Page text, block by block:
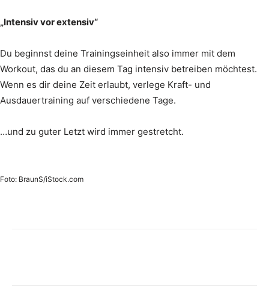
„Intensiv vor extensiv“
Du beginnst deine Trainingseinheit also immer mit dem
Workout, das du an diesem Tag intensiv betreiben möchtest.
Wenn es dir deine Zeit erlaubt, verlege Kraft- und
Ausdauertraining auf verschiedene Tage.
…und zu guter Letzt wird immer gestretcht.
Foto: BraunS/iStock.com